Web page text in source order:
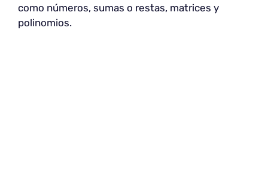
como números, sumas o restas, matrices y
polinomios.